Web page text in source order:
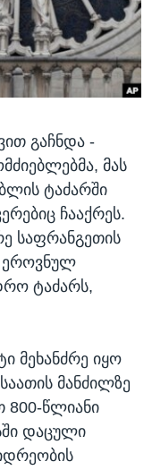
გაჩნდა -
მას
ტაძარში
ჩააქრეს.
საფრანგეთის
ეროვნულ
ტაძარს,
მეხანძრე იყო
მანძილზე
800-წლიანი
დაცული